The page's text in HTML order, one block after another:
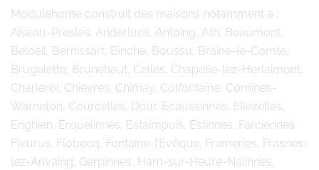
Modulehome construit des maisons notamment à :
Aiseau-Presles, Anderlues, Antoing, Ath, Beaumont,
Beloeil, Bernissart, Binche, Boussu, Braine-le-Comte,
Brugelette, Brunehaut, Celles, Chapelle-lez-Herlaimont,
Charleroi, Chièvres, Chimay, Colfontaine, Comines-
Warneton, Courcelles, Dour, Ecaussinnes, Ellezelles,
Enghien, Erquelinnes, Estaimpuis, Estinnes, Farciennes,
Fleurus, Flobecq, Fontaine-l’Evêque, Frameries, Frasnes-
lez-Anvaing, Gerpinnes, Ham-sur-Heure-Nalinnes,